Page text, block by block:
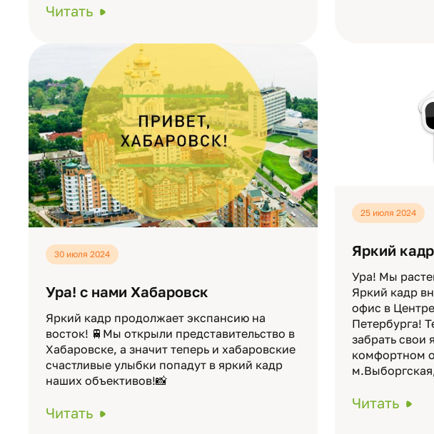
Читать
30 июля 2024
Ура! с нами Хабаровск
Яркий кадр продолжает экспансию на
восток! 🚆Мы открыли представительство в
Хабаровске, а значит теперь и хабаровские
счастливые улыбки попадут в яркий кадр
наших объективов!📸
Читать
25 июля 2024
Яркий
Ура! Мы
Яркий кадр
офис в
Петербурга!
забрать
комфортном
Читать